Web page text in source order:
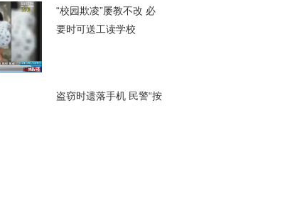
“校园欺凌”屡教不改 必
要时可送工读学校
盗窃时遗落手机 民警“按